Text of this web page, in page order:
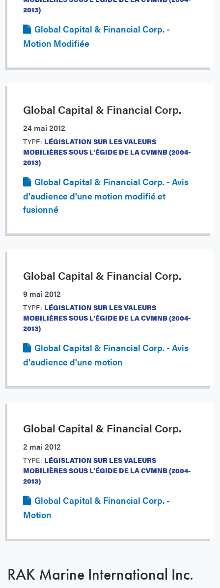
2013)
Global Capital & Financial Corp. -
Motion Modifiée
Global Capital & Financial Corp.
24 mai 2012
TYPE: LÉGISLATION SUR LES VALEURS
MOBILIÈRES SOUS L’ÉGIDE DE LA CVMNB (2004-
2013)
Global Capital & Financial Corp. - Avis
d'audience d'une motion modifié et
fusionné
Global Capital & Financial Corp.
9 mai 2012
TYPE: LÉGISLATION SUR LES VALEURS
MOBILIÈRES SOUS L’ÉGIDE DE LA CVMNB (2004-
2013)
Global Capital & Financial Corp. - Avis
d'audience d'une motion
Global Capital & Financial Corp.
2 mai 2012
TYPE: LÉGISLATION SUR LES VALEURS
MOBILIÈRES SOUS L’ÉGIDE DE LA CVMNB (2004-
2013)
Global Capital & Financial Corp. -
Motion
RAK Marine International Inc.